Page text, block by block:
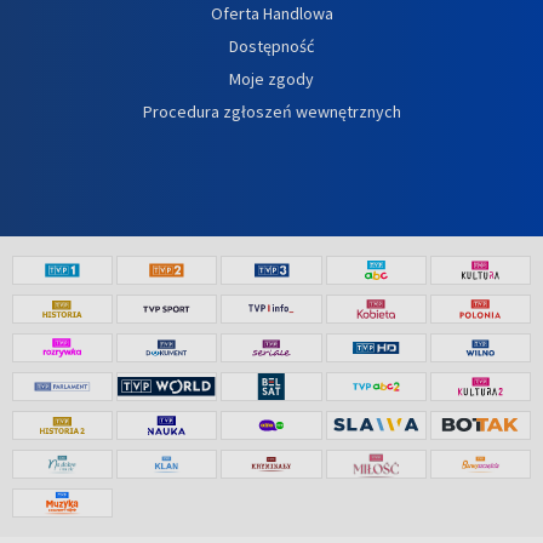
Oferta Handlowa
Dostępność
Moje zgody
Procedura zgłoszeń wewnętrznych